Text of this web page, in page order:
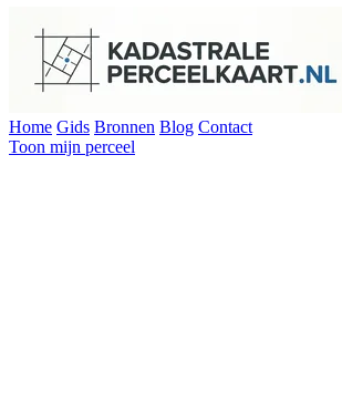
Home Gids Bronnen Blog Contact
Toon mijn perceel